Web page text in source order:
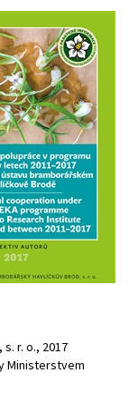
r. o., 2017
Ministerstvem